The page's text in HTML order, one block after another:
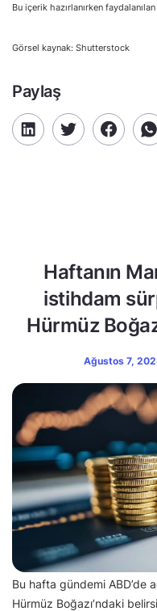
Bu içerik hazırlanırken
Görsel kaynak: Shutterstock
Paylaş
Haftanın
istihdam
Hürmüz
Ağustos 7,
Bu hafta gündemi ABD’de
Hürmüz Boğazı’ndaki